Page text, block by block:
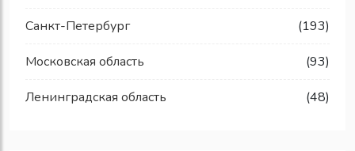
Санкт-Петербург (193)
Московская область (93)
Ленинградская область (48)